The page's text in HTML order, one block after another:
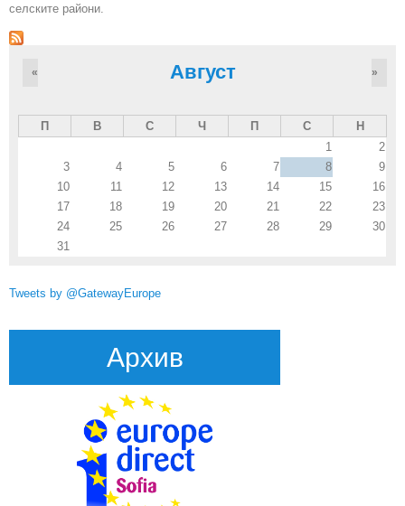
селските райони.
Август
« »
П В С Ч П С
Н
1
2
3
4 5 6 7 8
9
10
11 12 13 14 15
16
17
18 19 20 21 22
23
24
25 26 27 28 29
30
31
Tweets by @GatewayEurope
Архив